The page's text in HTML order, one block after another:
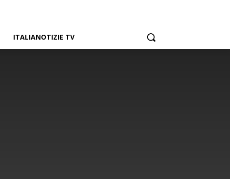
ITALIANOTIZIE TV